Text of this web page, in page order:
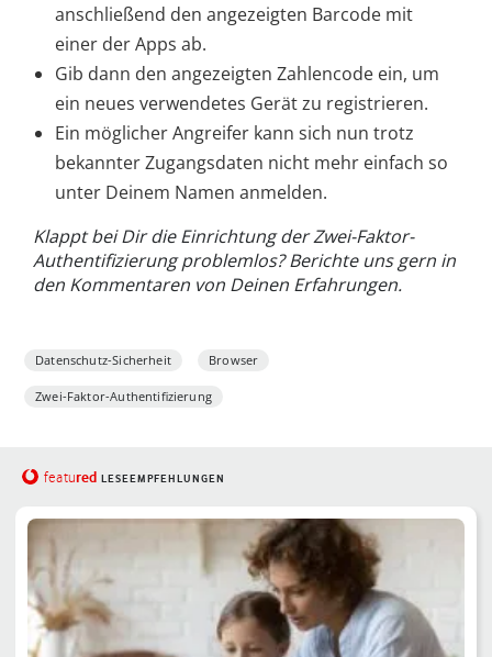
anschließend den angezeigten Barcode mit
einer der Apps ab.
Gib dann den angezeigten Zahlencode ein, um
ein neues verwendetes Gerät zu registrieren.
Ein möglicher Angreifer kann sich nun trotz
bekannter Zugangsdaten nicht mehr einfach so
unter Deinem Namen anmelden.
Klappt bei Dir die Einrichtung der Zwei-Faktor-
Authentifizierung problemlos? Berichte uns gern in
den Kommentaren von Deinen Erfahrungen.
Datenschutz-Sicherheit Browser
Zwei-Faktor-Authentifizierung
featured LESEEMPFEHLUNGEN